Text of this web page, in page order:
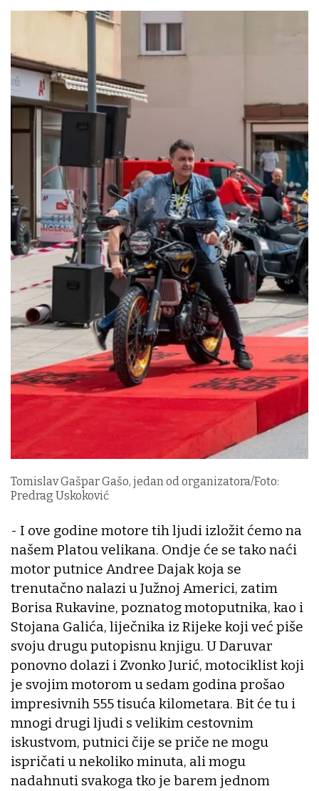
Tomislav Gašpar Gašo, jedan od organizatora/Foto:
Predrag Uskoković
- I ove godine motore tih ljudi izložit ćemo na
našem Platou velikana. Ondje će se tako naći
motor putnice Andree Dajak koja se
trenutačno nalazi u Južnoj Americi, zatim
Borisa Rukavine, poznatog motoputnika, kao i
Stojana Galića, liječnika iz Rijeke koji već piše
svoju drugu putopisnu knjigu. U Daruvar
ponovno dolazi i Zvonko Jurić, motociklist koji
je svojim motorom u sedam godina prošao
impresivnih 555 tisuća kilometara. Bit će tu i
mnogi drugi ljudi s velikim cestovnim
iskustvom, putnici čije se priče ne mogu
ispričati u nekoliko minuta, ali mogu
nadahnuti svakoga tko je barem jednom